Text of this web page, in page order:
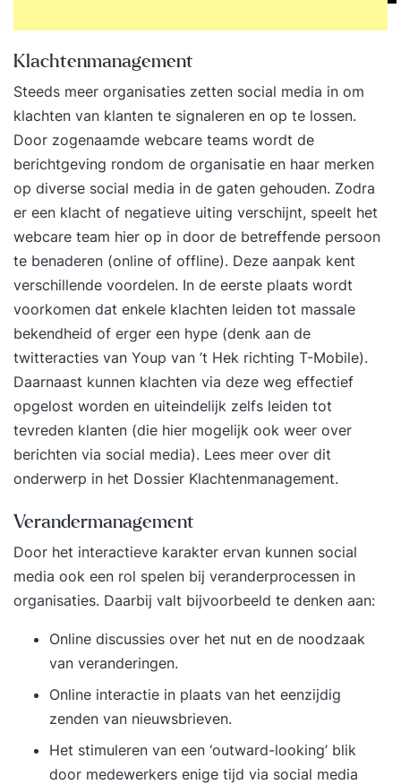
Klachtenmanagement
Steeds meer organisaties zetten social media in om
klachten van klanten te signaleren en op te lossen.
Door zogenaamde webcare teams wordt de
berichtgeving rondom de organisatie en haar merken
op diverse social media in de gaten gehouden. Zodra
er een klacht of negatieve uiting verschijnt, speelt het
webcare team hier op in door de betreffende persoon
te benaderen (online of offline). Deze aanpak kent
verschillende voordelen. In de eerste plaats wordt
voorkomen dat enkele klachten leiden tot massale
bekendheid of erger een hype (denk aan de
twitteracties van Youp van ’t Hek richting T-Mobile).
Daarnaast kunnen klachten via deze weg effectief
opgelost worden en uiteindelijk zelfs leiden tot
tevreden klanten (die hier mogelijk ook weer over
berichten via social media). Lees meer over dit
onderwerp in het Dossier Klachtenmanagement.
Verandermanagement
Door het interactieve karakter ervan kunnen social
media ook een rol spelen bij veranderprocessen in
organisaties. Daarbij valt bijvoorbeeld te denken aan:
Online discussies over het nut en de noodzaak
van veranderingen.
Online interactie in plaats van het eenzijdig
zenden van nieuwsbrieven.
Het stimuleren van een ‘outward-looking’ blik
door medewerkers enige tijd via social media